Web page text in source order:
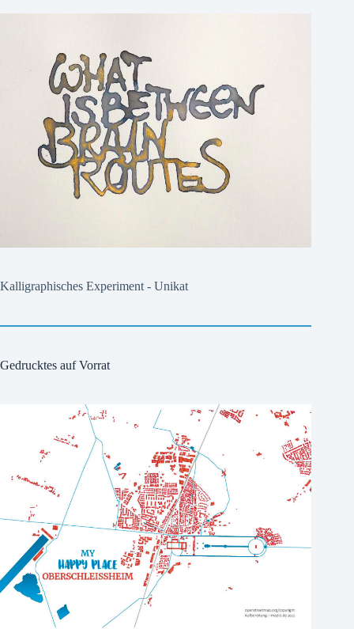
Kalligraphisches Experiment - Unikat
Gedrucktes auf Vorrat